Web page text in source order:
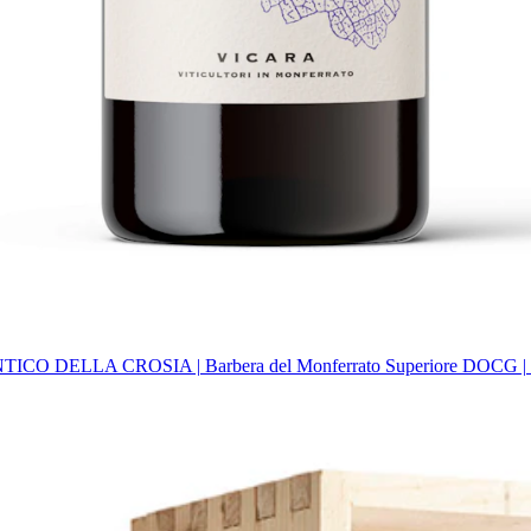
DELLA CROSIA | Barbera del Monferrato Superiore DOCG |